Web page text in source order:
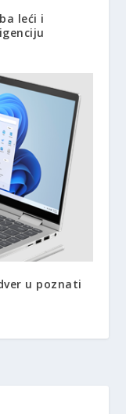
leći i
u poznati